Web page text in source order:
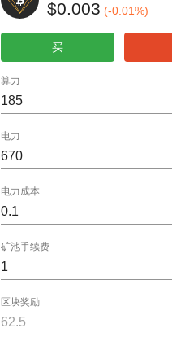
$0.003 (-0.01%)
买
算力
电力
电力成本
矿池手续费
区块奖励